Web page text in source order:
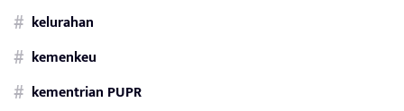
kelurahan
kemenkeu
kementrian PUPR